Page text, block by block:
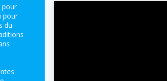
pour
pour
du